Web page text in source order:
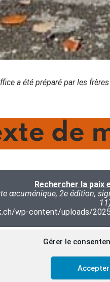
Gérer le
a été préparé par les
de
Rechercher la paix
œcuménique, 2e édition,
wp-content/uploads/
à la tragique réalité du